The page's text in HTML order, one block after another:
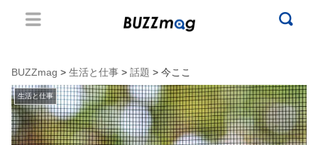
BUZZmag > 生活と仕事 > 話題 > 今ここ
生活と仕事